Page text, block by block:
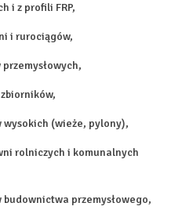
i z profili FRP,
i rurociągów,
(wieże, pylony),
rolniczych i komunalnych
przemysłowego,